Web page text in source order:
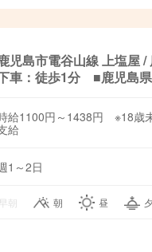
児島市電谷山線 上塩屋
車：徒歩1分 ■鹿児島
給1100円～1438円 ※18
給
1～2日
朝 朝 昼